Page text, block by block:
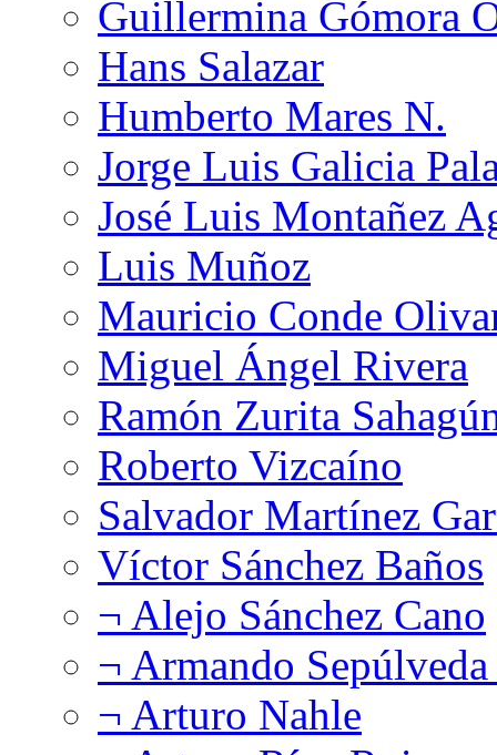
Guillermina Gómora
Hans Salazar
Humberto Mares N.
Jorge Luis Galicia
José Luis Montañez
Luis Muñoz
Mauricio Conde
Miguel Ángel Rivera
Ramón Zurita
Roberto Vizcaíno
Salvador Martínez
Víctor Sánchez Baños
¬ Alejo Sánchez Cano
¬ Armando
¬ Arturo Nahle